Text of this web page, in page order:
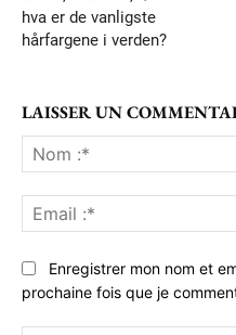
hva er de vanligste
hårfargene i verden?
LAISSER UN
Enregistrer mon nom et
prochaine fois que je